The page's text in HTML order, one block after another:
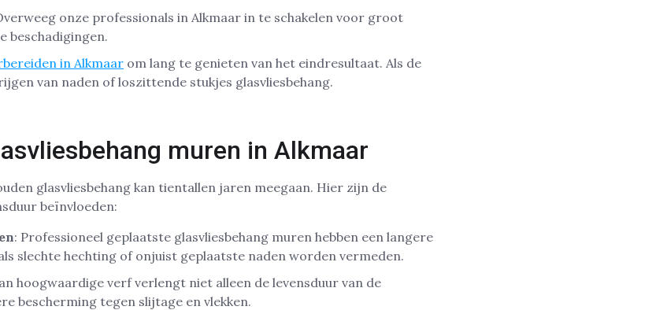
onze professionals in Alkmaar in te schakelen voor groot
beschadigingen.
in Alkmaar om lang te genieten van het eindresultaat. Als de
van naden of loszittende stukjes glasvliesbehang.
muren in Alkmaar
glasvliesbehang kan tientallen jaren meegaan. Hier zijn de
beïnvloeden:
: Professioneel geplaatste glasvliesbehang muren hebben een langere
slechte hechting of onjuist geplaatste naden worden vermeden.
hoogwaardige verf verlengt niet alleen de levensduur van de
bescherming tegen slijtage en vlekken.